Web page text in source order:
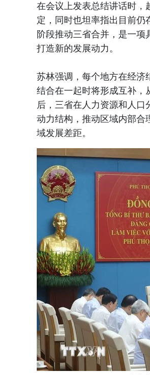
在会议上发表总结讲话时，
定，同时也坦率指出目前
阶段推动三省合并，是一
打造新的发展动力。
苏林强调，每个地方在经济
结合在一起时将形成互补，
后，三省在人力资源和人
动力结构，推动区域内部合
域发展差距。